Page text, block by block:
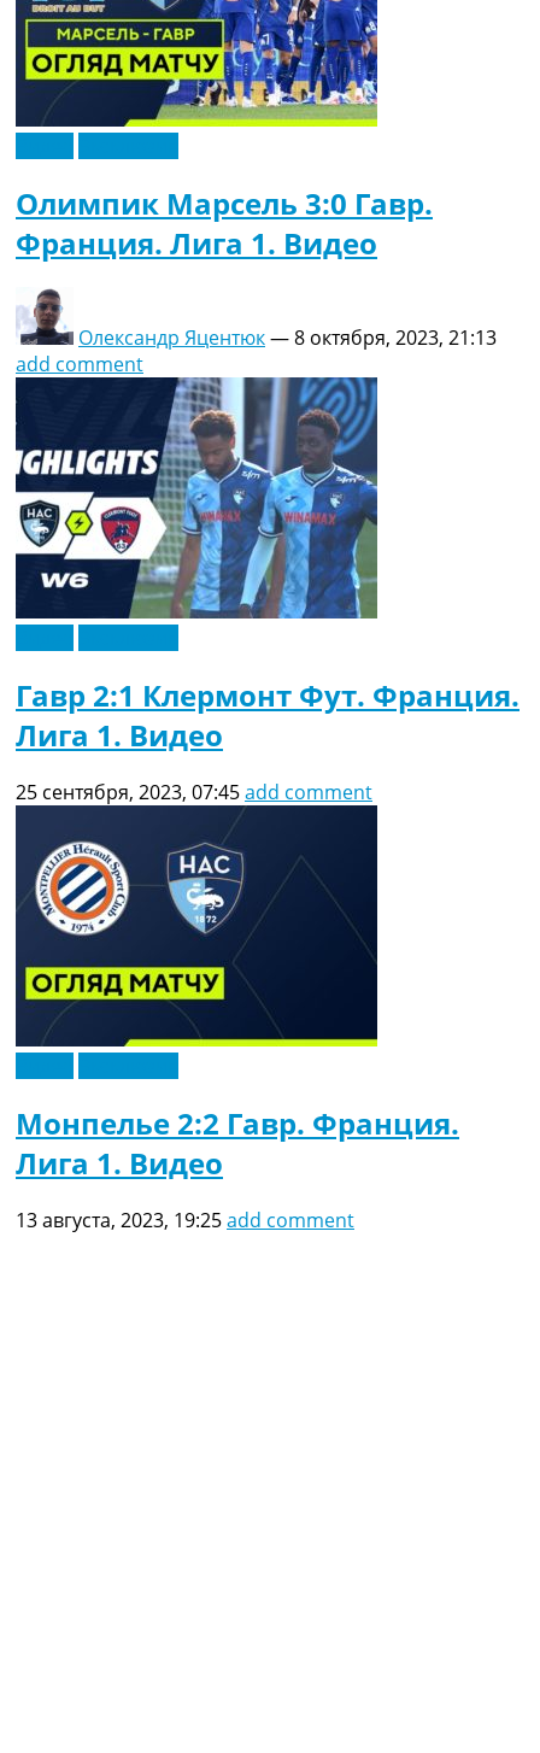
Олимпик Марсель 3:0 Гавр.
Франция. Лига 1. Видео
Олександр Яцентюк—8 октября, 2023, 21:13
add comment
Гавр 2:1 Клермонт Фут. Франция.
Лига 1. Видео
25 сентября, 2023, 07:45add comment
Монпелье 2:2 Гавр. Франция.
Лига 1. Видео
13 августа, 2023, 19:25add comment